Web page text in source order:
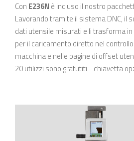
Con E236N è incluso il nostro
Lavorando tramite il sistema DNC, il
dati utensile misurati e li trasforma
per il caricamento diretto nel
macchina e nelle pagine di offset
20 utilizzi sono gratutiti - chiavetta